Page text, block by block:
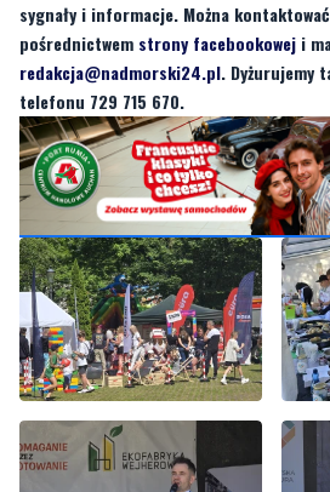
sygnały i informacje. Można
pośrednictwem strony facebookowej i
redakcja@nadmorski24.pl. Dyżurujemy
telefonu 729 715 670.